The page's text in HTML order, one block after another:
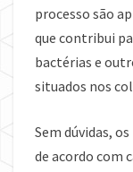
processo são
que contribui
bactérias e
situados nos
Sem dúvidas,
de acordo com